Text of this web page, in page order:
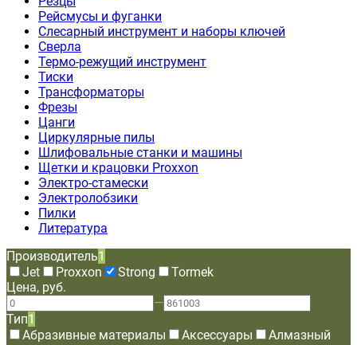
Рейсмусы и фуганки
Слесарный инструмент и наборы ключей
Сверла
Термо-режущий инструмент
Тиски
Трансформаторы
Фрезы
Цанги
Циркулярные пилы
Шлифовальные станки и машины
Щетки и крацовки Proxxon
Электро-стамески
Электролобзики
Пилки
Литература
Производитель1
Jet
Proxxon Strong
Tormek
Цена, руб.
—
Тип1
Абразивные материалы
Аксессуары
Алмазный